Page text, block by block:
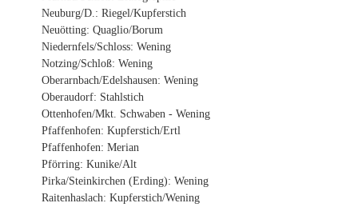
Neuburg/D.: Riegel/Kupferstich
Neuötting: Quaglio/Borum
Niedernfels/Schloss: Wening
Notzing/Schloß: Wening
Oberarnbach/Edelshausen: Wening
Oberaudorf: Stahlstich
Ottenhofen/Mkt. Schwaben - Wening
Pfaffenhofen: Kupferstich/Ertl
Pfaffenhofen: Merian
Pförring: Kunike/Alt
Pirka/Steinkirchen (Erding): Wening
Raitenhaslach: Kupferstich/Wening